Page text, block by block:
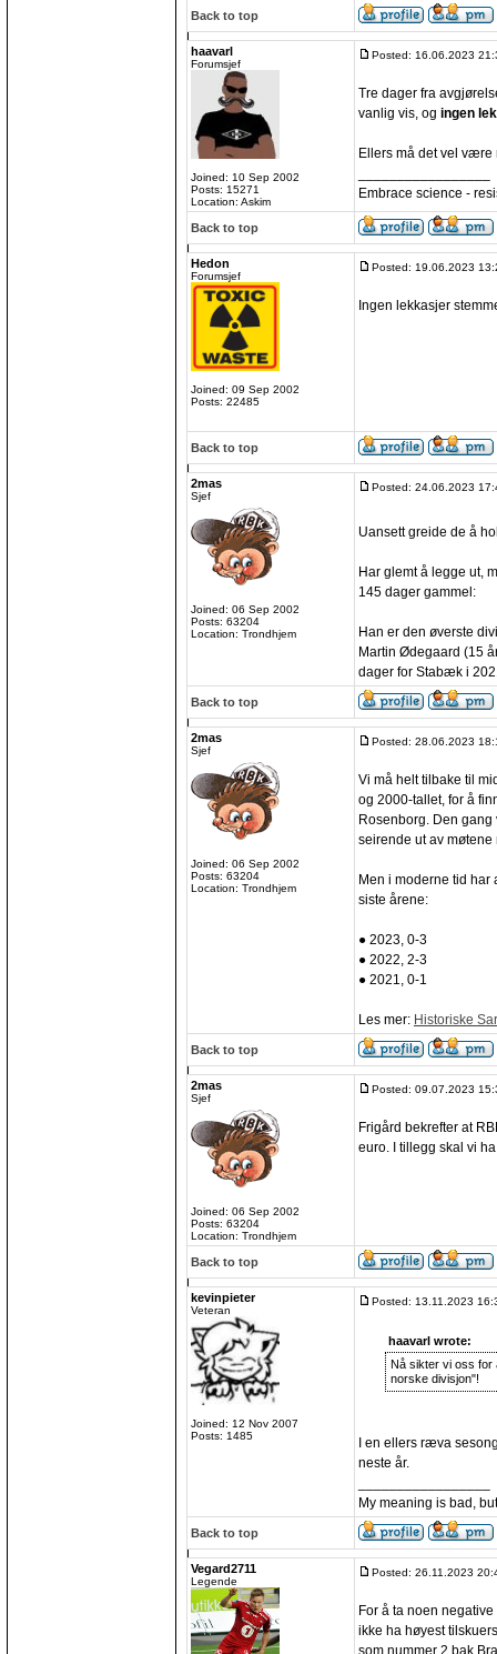
Back to top
haavarl
Forumsjef
Joined: 10 Sep 2002
Posts: 15271
Location: Askim
Posted: 16.06.2023
Tre dager fra
vanlig vis, og ingen
Ellers må det vel være
Embrace science -
Back to top
Hedon
Forumsjef
Joined: 09 Sep 2002
Posts: 22485
Posted: 19.06.2023
Ingen lekkasjer
Back to top
2mas
Sjef
Joined: 06 Sep 2002
Posts: 63204
Location: Trondhjem
Posted: 24.06.2023
Uansett greide de å
Har glemt å legge ut,
145 dager gammel:
Han er den øverste
Martin Ødegaard (15
dager for Stabæk i
Back to top
2mas
Sjef
Joined: 06 Sep 2002
Posts: 63204
Location: Trondhjem
Posted: 28.06.2023
Vi må helt tilbake til
og 2000-tallet, for å
Rosenborg. Den
seirende ut av møtene
Men i moderne tid har
siste årene:
● 2023, 0-3
● 2022, 2-3
● 2021, 0-1
Les mer: Historiske
Back to top
2mas
Sjef
Joined: 06 Sep 2002
Posts: 63204
Location: Trondhjem
Posted: 09.07.2023
Frigård bekrefter at
euro. I tillegg skal vi
Back to top
kevinpieter
Veteran
Joined: 12 Nov 2007
Posts: 1485
Posted: 13.11.2023
haavarl wrote:
Nå sikter vi oss for
norske divisjon"!
I en ellers ræva
neste år.
My meaning is bad,
Back to top
Vegard2711
Legende
Posted: 26.11.2023
For å ta noen
ikke ha høyest
som nummer 2 bak